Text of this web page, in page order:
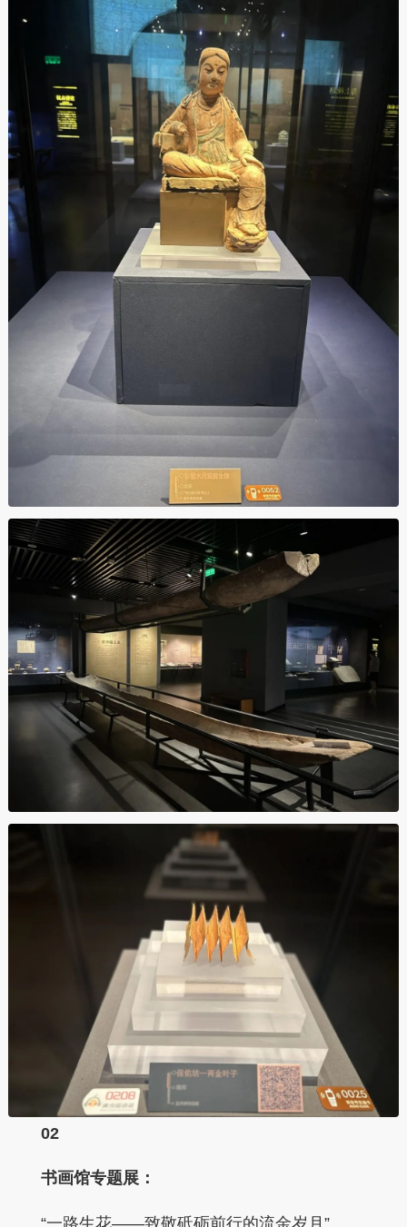
02
书画馆专题展：
“一路生花——致敬砥砺前行的流金岁月”